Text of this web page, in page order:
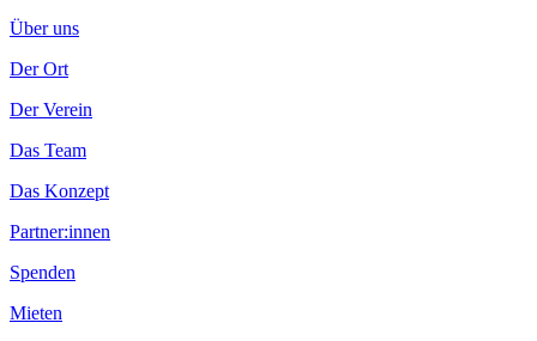
Über uns
Der Ort
Der Verein
Das Team
Das Konzept
Partner:innen
Spenden
Mieten